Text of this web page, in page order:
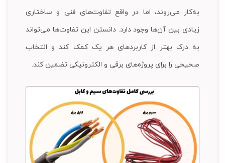
به‌کار می‌روند، اما در واقع تفاوت‌های فنی و ساختاری
زیادی بین آن‌ها وجود دارد. دانستن این تفاوت‌ها می‌تواند
به درک بهتر از کاربردهای هر یک کمک کند و انتخاب
صحیحی را برای پروژه‌های برقی و الکترونیکی تضمین کند.